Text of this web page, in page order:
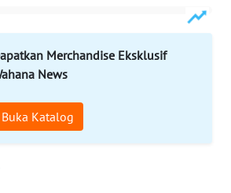
Merchandise Eksklusif
News
Buka Katalog